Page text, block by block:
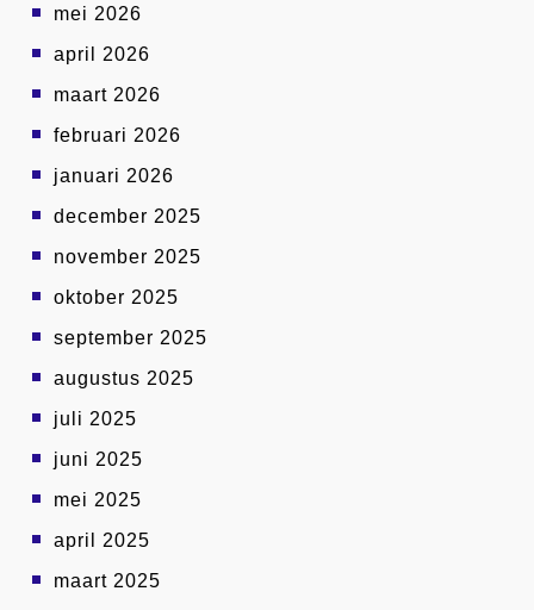
mei 2026
april 2026
maart 2026
februari 2026
januari 2026
december 2025
november 2025
oktober 2025
september 2025
augustus 2025
juli 2025
juni 2025
mei 2025
april 2025
maart 2025